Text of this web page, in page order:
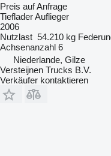
Preis auf Anfrage
Tieflader Auflieger
2006
Nutzlast 54.210 kg
Achsenanzahl 6
Niederlande, Gilze
Versteijnen Trucks B.V.
Verkäufer kontaktieren